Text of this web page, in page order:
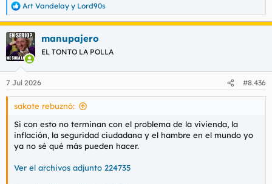
Cargando…
elpais.com
R
e
a
c
c
i
e
s
Art Vandelay y Lord90s
manupajero
EL TONTO LA POLLA
7 Jul 2026 #8.436
sakote rebuznó:
Si con esto no terminan con el problema de la vivienda, la
inflación, la seguridad ciudadana y el hambre en el mundo yo
ya no sé qué más pueden hacer.
Ver el archivos adjunto 224735